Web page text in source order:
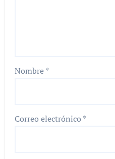
Nombre*
Correo electrónico *